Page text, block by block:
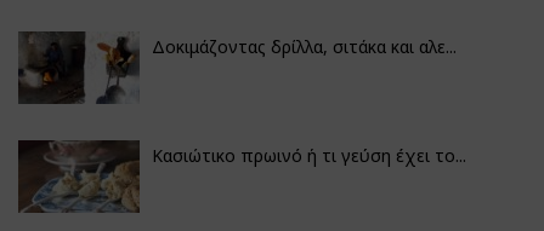
Δοκιμάζοντας δρίλλα, σιτάκα και αλε...
Κασιώτικο πρωινό ή τι γεύση έχει το...